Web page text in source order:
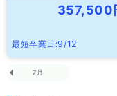
357,500
最短卒業日:9/12
7月